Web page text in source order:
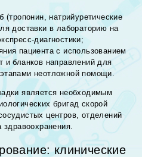
(тропонин, натрийуретические
доставки в лабораторию на
диагностики;
пациента с использованием
и бланков направлений для
неотложной помощи.
является необходимым
бригад скорой
центров, отделений
клинические